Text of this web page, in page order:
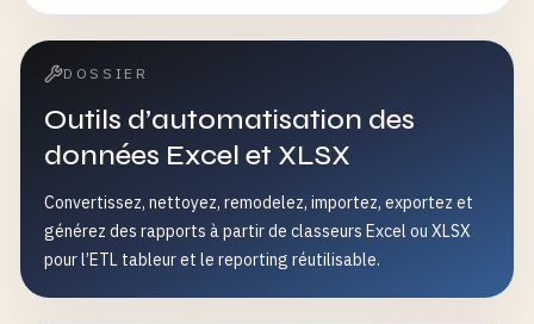
DOSSIER
Outils d’automatisation des
données Excel et XLSX
Convertissez, nettoyez, remodelez, importez, exportez et
générez des rapports à partir de classeurs Excel ou XLSX
pour l’ETL tableur et le reporting réutilisable.